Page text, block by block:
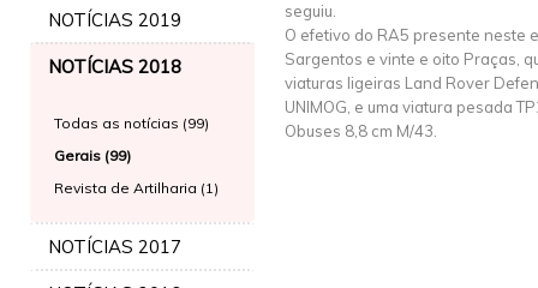
NOTÍCIAS 2019
NOTÍCIAS 2018
Todas as notícias (99)
Gerais (99)
Revista de Artilharia (1)
NOTÍCIAS 2017
seguiu.
O efetivo do RA5 presente neste
Sargentos e vinte e oito Praças,
viaturas ligeiras Land Rover
UNIMOG, e uma viatura pesada
Obuses 8,8 cm M/43.